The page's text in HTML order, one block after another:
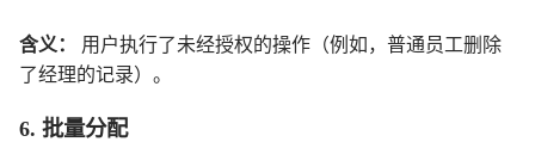
含义：
用户执行了未经授权的操作（例如，普通员工删除
了经理的记录）。
6. 批量分配